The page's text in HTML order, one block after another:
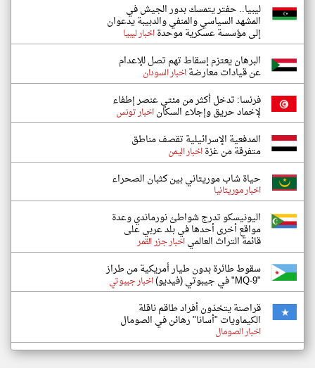
ليبيا.. حفتر يتمسك بدور الجيش في
المشهد السياسي والمنفي والدبيبة يدعوان
إلى مؤسسة عسكرية موحدةاخبار ليبيا
البرهان يعتزم إسقاط تهم تصل للإعدام
عن قيادات معارضةاخبار السودان
فرنسا: تدخل أكثر من مئتي عنصر إطفاء
لإخماد حريق وإجلاء السكاناخبار تونس
المدفعية الإسرائيلية تقصف مناطق
متفرقة من غزةاخبار اليمن
حياة شاب موريتاني بين كثبان الصحراء
اخبار موريتانيا
اليونيسكو تدرج شواطئ نورماندي وعدة
مواقع أخرى أحدها في بلد عربي على
قائمة التراث العالمياخبار جزر القمر
سقوط طائرة بدون طيار أمريكية من طراز
"MQ-9" في جيبوتي (فيديو) اخبار جيبوتي
قراصنة يتخذون أفراد طاقم ناقلة
الكيماويات "أسانا" رهائن في الصومال
اخبار الصومال